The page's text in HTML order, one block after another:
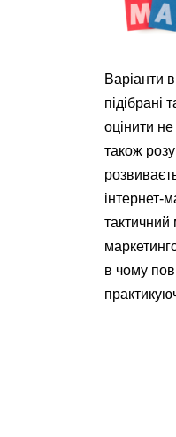
Варіанти
оцінити
також
інтернет-
тактичний
в чому